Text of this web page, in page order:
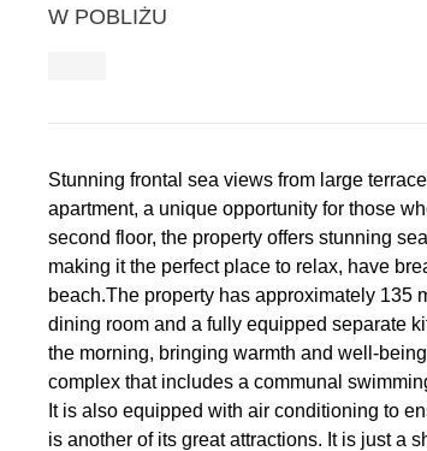
W POBLIŻU
Stunning frontal sea views from large
apartment, a unique opportunity for those
second floor, the property offers stunning
making it the perfect place to relax, have
beach.The property has approximately 135
dining room and a fully equipped separate
the morning, bringing warmth and well-
complex that includes a communal
It is also equipped with air conditioning to
is another of its great attractions. It is just a